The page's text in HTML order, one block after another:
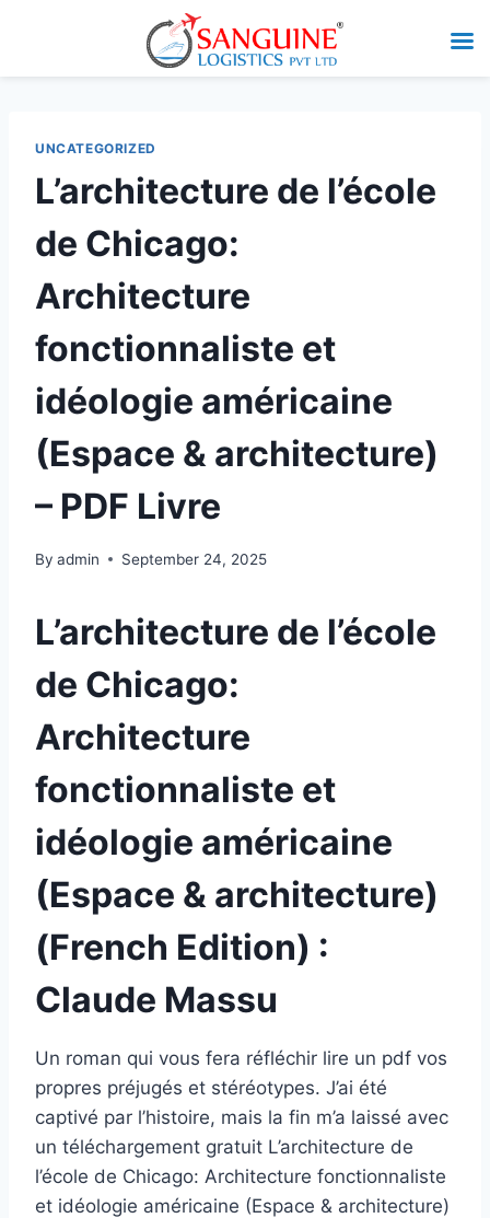
UNCATEGORIZED
L’architecture de l’école
de Chicago:
Architecture
fonctionnaliste et
idéologie américaine
(Espace & architecture)
– PDF Livre
By admin September 24, 2025
L’architecture de l’école
de Chicago:
Architecture
fonctionnaliste et
idéologie américaine
(Espace & architecture)
(French Edition) :
Claude Massu
Un roman qui vous fera réfléchir lire un pdf vos
propres préjugés et stéréotypes. J’ai été
captivé par l’histoire, mais la fin m’a laissé avec
un téléchargement gratuit L’architecture de
l’école de Chicago: Architecture fonctionnaliste
et idéologie américaine (Espace & architecture)